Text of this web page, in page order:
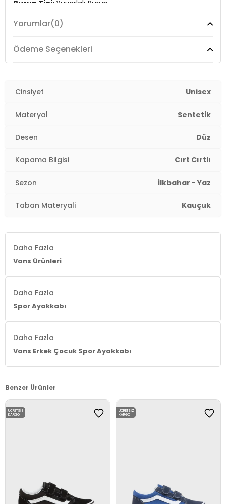
Burun Tipi:Yuvarlak Burun
Topuk Boyu:
Topuk Tipi:Düz
Menşei:
Yorumlar(0)
Ödeme Seçenekleri
Cinsiyet Unisex
Materyal Sentetik
Desen Düz
Kapama Bilgisi Cırt Cırtlı
Sezon İlkbahar - Yaz
Taban Materyali Kauçuk
Daha Fazla
Vans Ürünleri
Daha Fazla
Spor Ayakkabı
Daha Fazla
Vans Erkek Çocuk Spor Ayakkabı
Benzer Ürünler
ÜCRETSIZ
KARGO
ÜCRETSIZ
KARGO